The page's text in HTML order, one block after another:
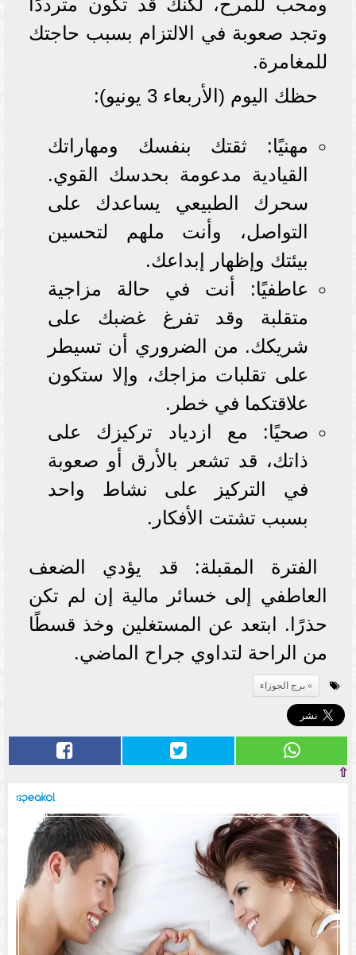
ومحب للمرح، لكنك قد تكون مترددًا
وتجد صعوبة في الالتزام بسبب حاجتك
للمغامرة.
حظك اليوم (الأربعاء 3 يونيو):
مهنيًا: ثقتك بنفسك ومهاراتك
القيادية مدعومة بحدسك القوي.
سحرك الطبيعي يساعدك على
التواصل، وأنت ملهم لتحسين
بيئتك وإظهار إبداعك.
عاطفيًا: أنت في حالة مزاجية
متقلبة وقد تفرغ غضبك على
شريكك. من الضروري أن تسيطر
على تقلبات مزاجك، وإلا ستكون
علاقتكما في خطر.
صحيًا: مع ازدياد تركيزك على
ذاتك، قد تشعر بالأرق أو صعوبة
في التركيز على نشاط واحد
بسبب تشتت الأفكار.
الفترة المقبلة: قد يؤدي الضعف
العاطفي إلى خسائر مالية إن لم تكن
حذرًا. ابتعد عن المستغلين وخذ قسطًا
من الراحة لتداوي جراح الماضي.
برج الجوزاء
⇧